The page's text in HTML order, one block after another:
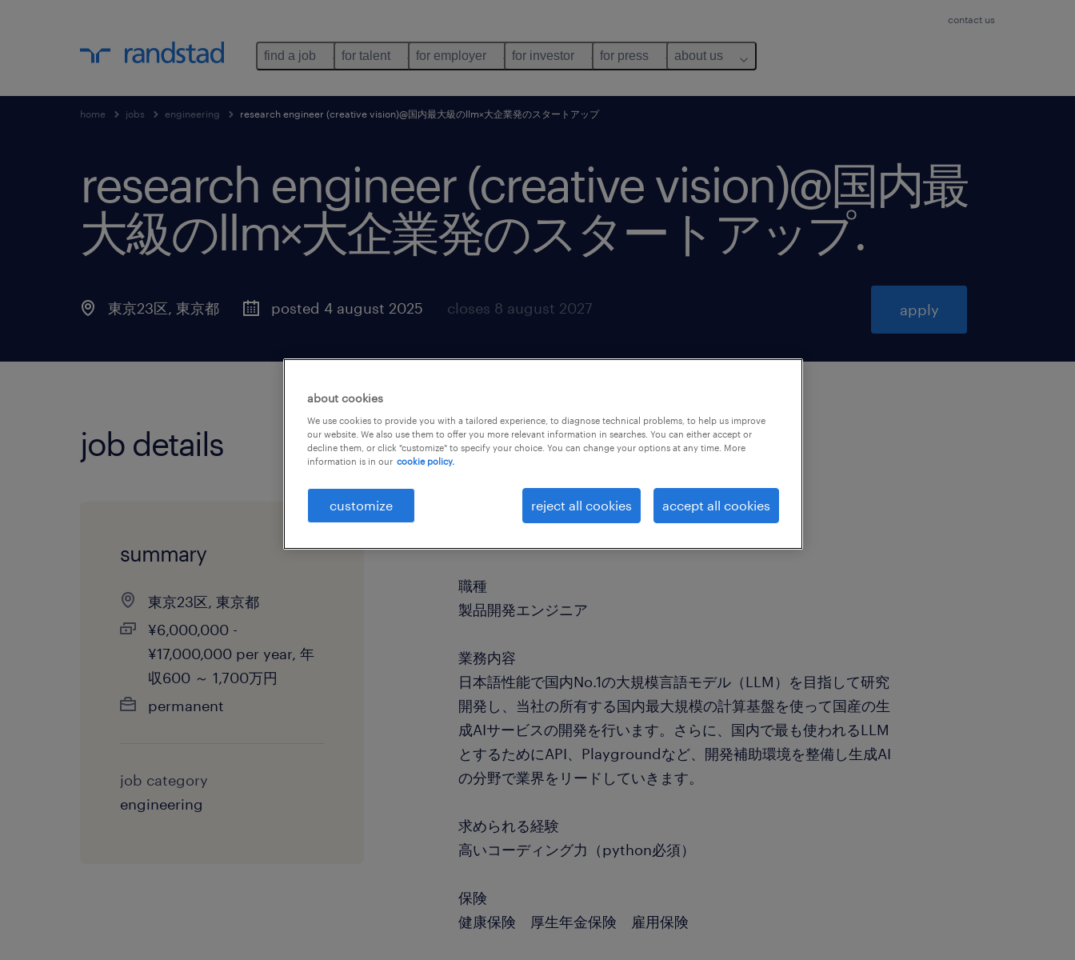
contact us
find a job for talent for employer for investor for press about us
home jobs engineering research engineer (creative vision)@国内最大級のllm×大企業発のスタートアップ
research engineer (creative vision)@国内最
大級のllm×大企業発のスタートアップ.
東京23区, 東京都 posted 4 august 2025 closes 8 august 2027 apply
job details
summary
東京23区, 東京都
¥6,000,000 -
¥17,000,000 per year, 年
収600 ～ 1,700万円
permanent
job category
engineering
職種
製品開発エンジニア
業務内容
日本語性能で国内No.1の大規模言語モデル（LLM）を目指して研究
開発し、当社の所有する国内最大規模の計算基盤を使って国産の生
成AIサービスの開発を行います。さらに、国内で最も使われるLLM
とするためにAPI、Playgroundなど、開発補助環境を整備し生成AI
の分野で業界をリードしていきます。
求められる経験
高いコーディング力（python必須）
保険
健康保険 厚生年金保険 雇用保険
about cookies
We use cookies to provide you with a tailored experience, to diagnose technical problems, to help us improve
our website. We also use them to offer you more relevant information in searches. You can either accept or
decline them, or click "customize" to specify your choice. You can change your options at any time. More
information is in our cookie policy.
customize reject all cookies accept all cookies